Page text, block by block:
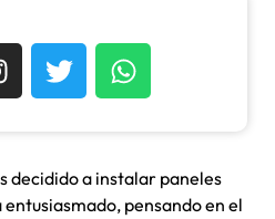
decidido a instalar paneles
pensando en el